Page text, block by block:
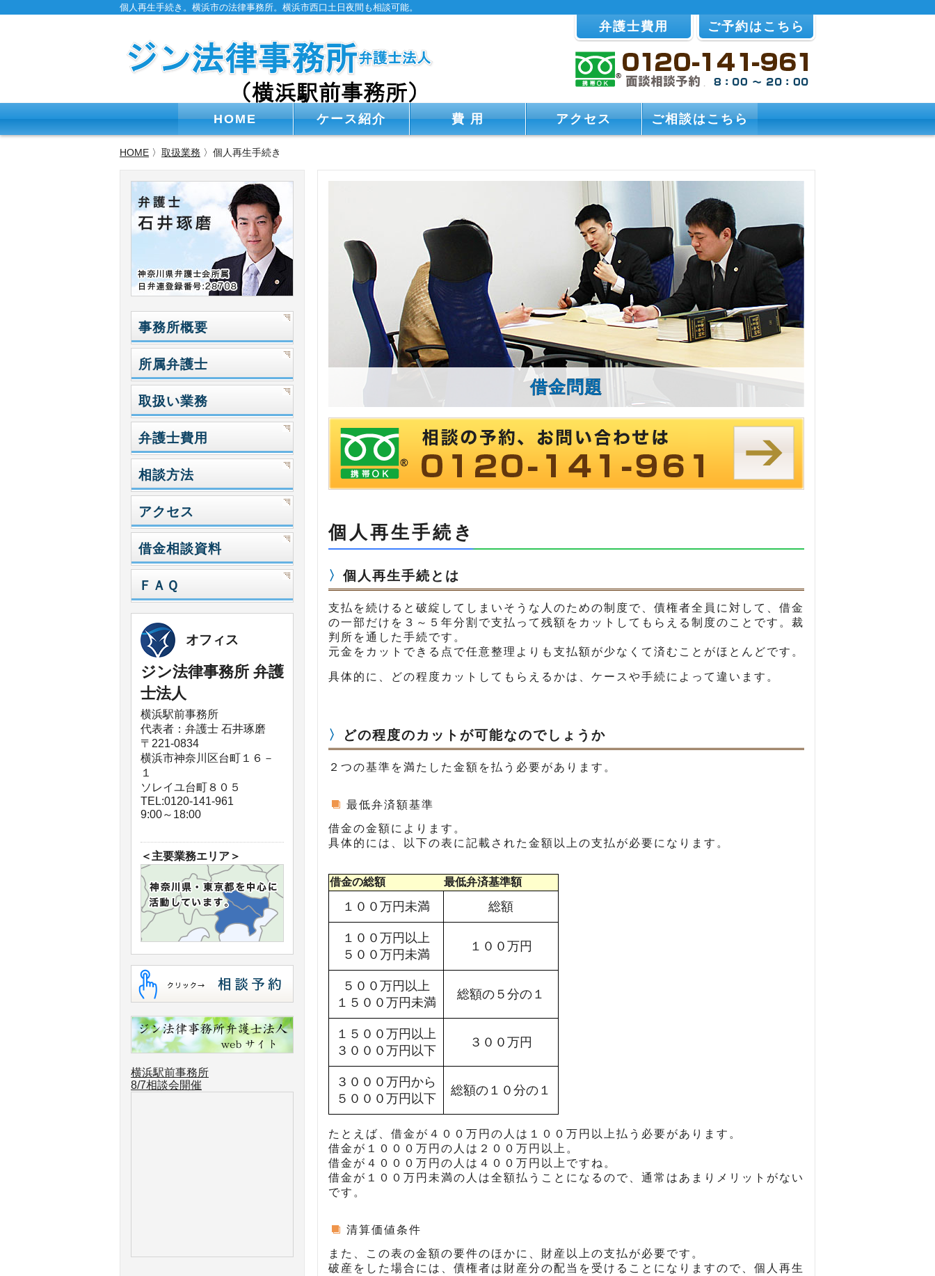
個人再生手続き。横浜市の法律事務所。横浜市西口土日夜間も相談可能。
弁護士費用 ご予約はこちら
HOME ケース紹介 費 用 アクセス ご相談はこちら
HOME 〉 取扱業務 〉個人再生手続き
借金問題
個人再生手続き
個人再生手続とは
支払を続けると破綻してしまいそうな人のための制度で、債権者全員に対して、借金
の一部だけを３～５年分割で支払って残額をカットしてもらえる制度のことです。裁
判所を通した手続です。
元金をカットできる点で任意整理よりも支払額が少なくて済むことがほとんどです。
具体的に、どの程度カットしてもらえるかは、ケースや手続によって違います。
どの程度のカットが可能なのでしょうか
２つの基準を満たした金額を払う必要があります。
最低弁済額基準
借金の金額によります。
具体的には、以下の表に記載された金額以上の支払が必要になります。
借金の総額 最低弁済基準額
１００万円未満 総額
１００万円以上
５００万円未満
１００万円
５００万円以上
１５００万円未満
総額の５分の１
１５００万円以上
３０００万円以下
３００万円
３０００万円から
５０００万円以下
総額の１０分の１
たとえば、借金が４００万円の人は１００万円以上払う必要があります。
借金が１０００万円の人は２００万円以上。
借金が４０００万円の人は４００万円以上ですね。
借金が１００万円未満の人は全額払うことになるので、通常はあまりメリットがない
です。
清算価値条件
また、この表の金額の要件のほかに、財産以上の支払が必要です。
破産をした場合には、債権者は財産分の配当を受けることになりますので、個人再生
事務所概要
所属弁護士
取扱い業務
弁護士費用
相談方法
アクセス
借金相談資料
ＦＡＱ
オフィス
ジン法律事務所 弁護
士法人
横浜駅前事務所
代表者：弁護士 石井琢磨
〒221-0834
横浜市神奈川区台町１６－
１
ソレイユ台町８０５
TEL:0120-141-961
9:00～18:00
＜主要業務エリア＞
横浜駅前事務所
8/7相談会開催